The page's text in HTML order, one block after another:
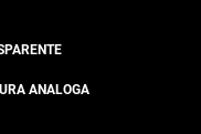
ANALOGA